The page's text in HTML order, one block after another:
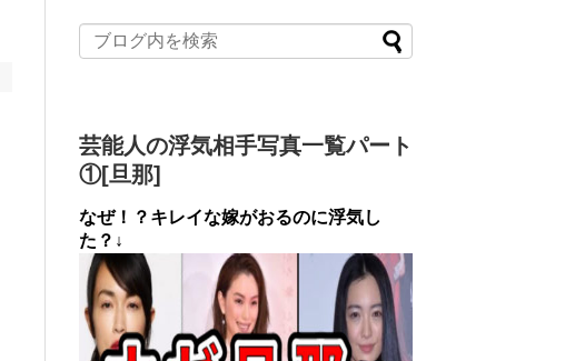
芸能人の浮気相手写真一覧パート
①[旦那]
なぜ！？キレイな嫁がおるのに浮気し
た？↓